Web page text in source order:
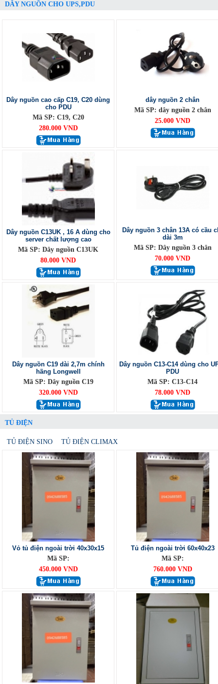
DÂY NGUỒN CHO UPS,PDU
Dây nguồn cao cấp C19, C20 dùng
cho PDU
Mã SP: C19, C20
280.000 VND
dây nguồn 2 chân
Mã SP: dây nguồn 2 chân
25.000 VND
Dây nguồn C13UK , 16 A dùng cho
server chất lượng cao
Mã SP: Dây nguồn C13UK
80.000 VND
Dây nguồn 3 chân 13A có cầu
dài 3m
Mã SP: Dây nguồn 3 chân
70.000 VND
Dây nguồn C19 dài 2,7m chính
hãng Longwell
Mã SP: Dây nguồn C19
320.000 VND
Dây nguồn C13-C14 dùng cho
PDU
Mã SP: C13-C14
78.000 VND
TỦ ĐIỆN
TỦ ĐIỆN SINO TỦ ĐIỆN CLIMAX
Vỏ tủ điện ngoài trời 40x30x15
Mã SP:
450.000 VND
Tủ điện ngoài trời 60x40x23
Mã SP:
760.000 VND